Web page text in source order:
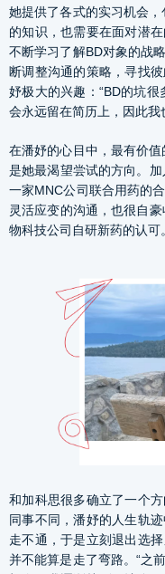
她提供了各式的实习机会
的知识，也需要在面对潜
不断学习了解BD对象的战
断调整沟通的策略，寻找
妤极大的兴趣：“BD的坑
会永远留在简历上，因此我
在潘妤的心目中，最有价
是她最渴望尝试的方向。
一家MNC公司联合用药的
灵活应变的沟通，也很自
物科技公司自研新药的认可。
和加科思很多确立了一个
同事不同，潘妤的人生轨
走不通，于是立刻退出选
并不能算是走了弯路。“之